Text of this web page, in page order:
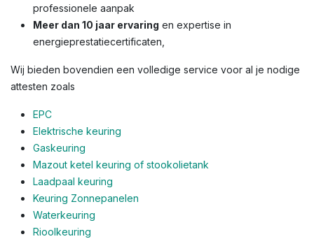
professionele aanpak
Meer dan 10 jaar ervaring en expertise in
energieprestatiecertificaten,
Wij bieden bovendien een volledige service voor al je nodige
attesten zoals
EPC
Elektrische keuring
Gaskeuring
Mazout ketel keuring of stookolietank
Laadpaal keuring
Keuring Zonnepanelen
Waterkeuring
Rioolkeuring